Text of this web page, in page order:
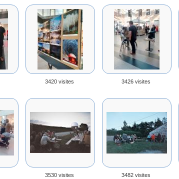
3420 visites 3426 visites
3530 visites 3482 visites